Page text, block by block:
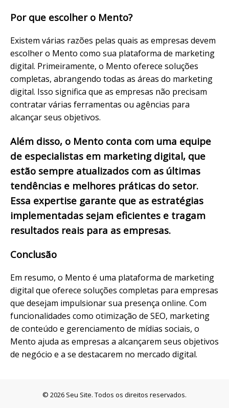
Por que escolher o Mento?
Existem várias razões pelas quais as empresas devem
escolher o Mento como sua plataforma de marketing
digital. Primeiramente, o Mento oferece soluções
completas, abrangendo todas as áreas do marketing
digital. Isso significa que as empresas não precisam
contratar várias ferramentas ou agências para
alcançar seus objetivos.
Além disso, o Mento conta com uma equipe
de especialistas em marketing digital, que
estão sempre atualizados com as últimas
tendências e melhores práticas do setor.
Essa expertise garante que as estratégias
implementadas sejam eficientes e tragam
resultados reais para as empresas.
Conclusão
Em resumo, o Mento é uma plataforma de marketing
digital que oferece soluções completas para empresas
que desejam impulsionar sua presença online. Com
funcionalidades como otimização de SEO, marketing
de conteúdo e gerenciamento de mídias sociais, o
Mento ajuda as empresas a alcançarem seus objetivos
de negócio e a se destacarem no mercado digital.
© 2026 Seu Site. Todos os direitos reservados.